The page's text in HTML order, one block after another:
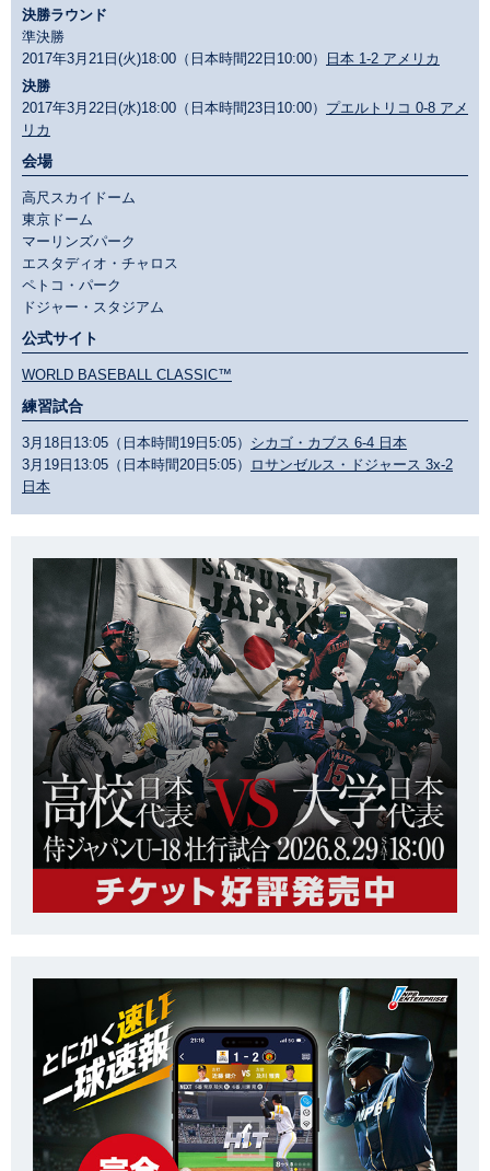
決勝ラウンド
準決勝
2017年3月21日(火)18:00（日本時間22日10:00）
日本 1-2 アメリカ
決勝
2017年3月22日(水)18:00（日本時間23日10:00） プエルトリコ 0-8 アメ
リカ
会場
高尺スカイドーム
東京ドーム
マーリンズパーク
エスタディオ・チャロス
ペトコ・パーク
ドジャー・スタジアム
公式サイト
WORLD BASEBALL CLASSIC™
練習試合
3月18日13:05（日本時間19日5:05） シカゴ・カブス 6-4 日本
3月19日13:05（日本時間20日5:05）
ロサンゼルス・ドジャース 3x-2
日本